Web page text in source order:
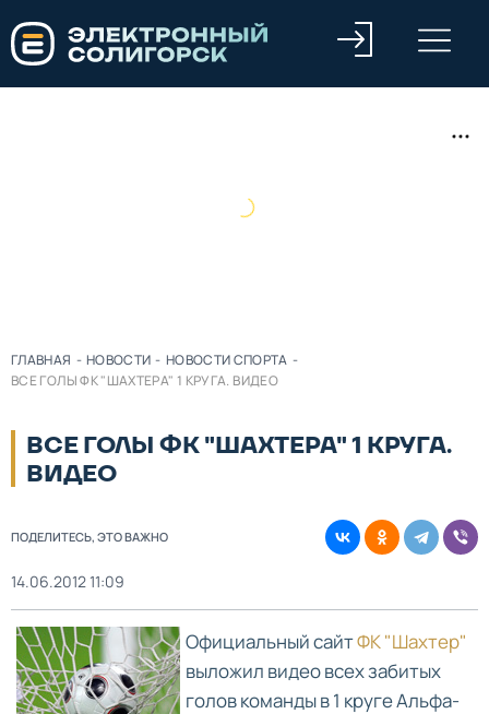
ГЛАВНАЯ - НОВОСТИ - НОВОСТИ СПОРТА -
ВСЕ ГОЛЫ ФК "ШАХТЕРА" 1 КРУГА. ВИДЕО
ВСЕ ГОЛЫ ФК "ШАХТЕРА" 1 КРУГА.
ВИДЕО
ПОДЕЛИТЕСЬ, ЭТО ВАЖНО
14.06.2012 11:09
Официальный сайтФК "Шахтер"
выложил видео всех забитых
голов команды в 1 круге Альфа-